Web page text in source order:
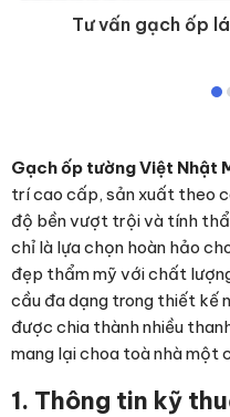
Tư vấn gạch ốp
Gạch ốp tường Việt Nhật
trí cao cấp, sản xuất theo
độ bền vượt trội và tính
chỉ là lựa chọn hoàn hảo
đẹp thẩm mỹ với chất
cầu đa dạng trong thiết kế
được chia thành nhiều
mang lại choa toà nhà một
1. Thông tin kỹ